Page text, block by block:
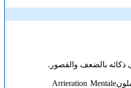
ذكائه بالضعف والقصور.
Arrieration Mentale